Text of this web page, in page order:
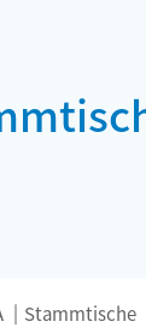
Stammtische